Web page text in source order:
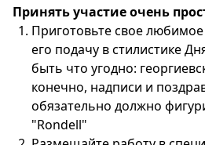
Принять участие очень
Приготовьте свое
его подачу в стилистике
быть что угодно:
конечно, надписи и
обязательно должно
"Rondell"